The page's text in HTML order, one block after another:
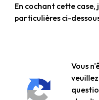
En cochant cette
particulières ci-
Vous